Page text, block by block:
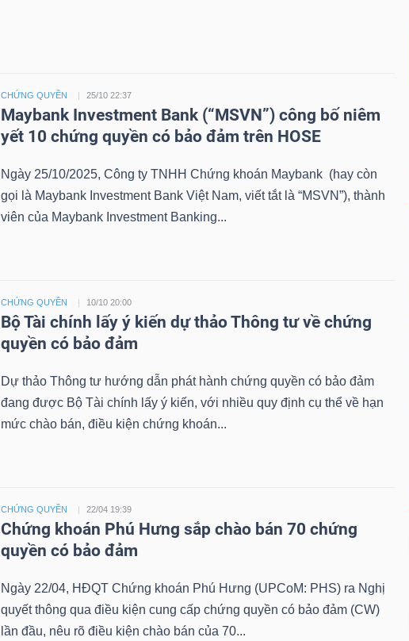
CHỨNG QUYỀN 25/10 22:37
Maybank Investment Bank (“MSVN”) công bố niêm
yết 10 chứng quyền có bảo đảm trên HOSE
Ngày 25/10/2025, Công ty TNHH Chứng khoán Maybank (hay còn
gọi là Maybank Investment Bank Việt Nam, viết tắt là “MSVN”), thành
viên của Maybank Investment Banking...
CHỨNG QUYỀN 10/10 20:00
Bộ Tài chính lấy ý kiến dự thảo Thông tư về chứng
quyền có bảo đảm
Dự thảo Thông tư hướng dẫn phát hành chứng quyền có bảo đảm
đang được Bộ Tài chính lấy ý kiến, với nhiều quy định cụ thể về hạn
mức chào bán, điều kiện chứng khoán...
CHỨNG QUYỀN 22/04 19:39
Chứng khoán Phú Hưng sắp chào bán 70 chứng
quyền có bảo đảm
Ngày 22/04, HĐQT Chứng khoán Phú Hưng (UPCoM: PHS) ra Nghị
quyết thông qua điều kiện cung cấp chứng quyền có bảo đảm (CW)
lần đầu, nêu rõ điều kiện chào bán của 70...